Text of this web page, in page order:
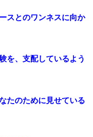
スとのワンネスに向か
を、支配しているよう
たのために見せている